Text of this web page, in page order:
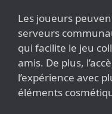
Les joueurs
serveurs
qui facilite le jeu
amis. De plus,
l’expérience avec
éléments